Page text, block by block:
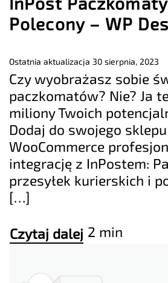
Polecony – WP
Ostatnia aktualizacja 30 sierpnia, 2023
Czy wyobrażasz sobie
paczkomatów? Nie? Ja
miliony Twoich
Dodaj do swojego sklepu
WooCommerce
integrację z InPostem:
przesyłek kurierskich i
[…]
Czytaj dalej 2 min